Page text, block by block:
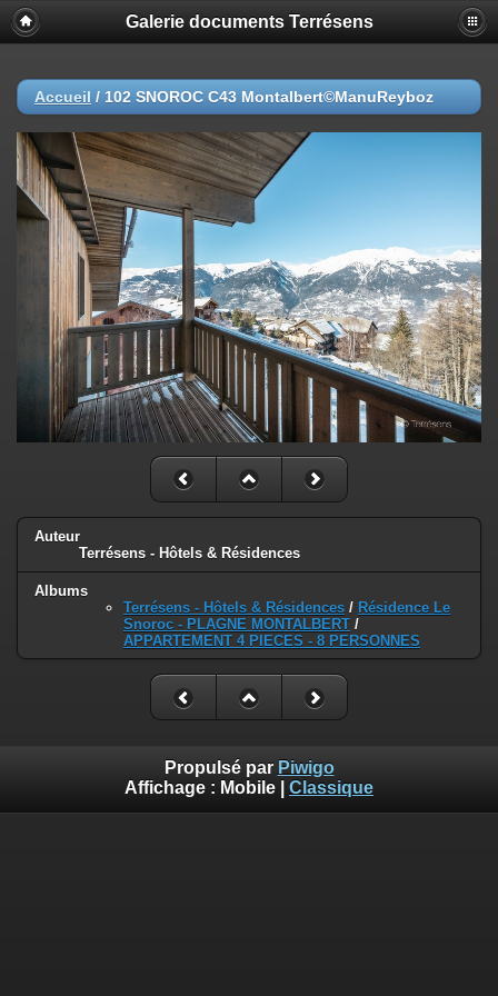
Galerie documents Terrésens
Accueil / 102 SNOROC C43 Montalbert©ManuReyboz
Auteur
Terrésens - Hôtels & Résidences
Albums
Terrésens - Hôtels & Résidences / Résidence Le
Snoroc - PLAGNE MONTALBERT /
APPARTEMENT 4 PIECES - 8 PERSONNES
Propulsé par Piwigo
Affichage : Mobile Classique